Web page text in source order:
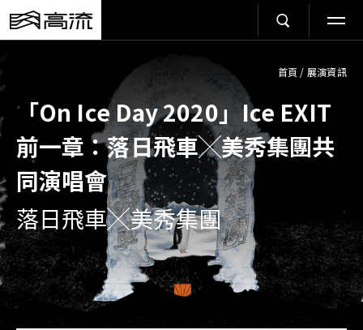
首頁 / 展演資訊
「On Ice Day 2020」Ice EXIT
前一章：落日飛車╳美秀集團共
同演唱會
落日飛車╳美秀集團